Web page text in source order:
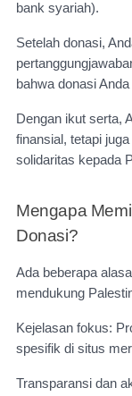
bank syariah).
Setelah donasi,
bahwa donasi
Dengan ikut serta,
finansial, tetapi
solidaritas kepada
Mengapa
Donasi?
Ada beberapa
mendukung
Kejelasan fokus:
spesifik di situs
Transparansi dan